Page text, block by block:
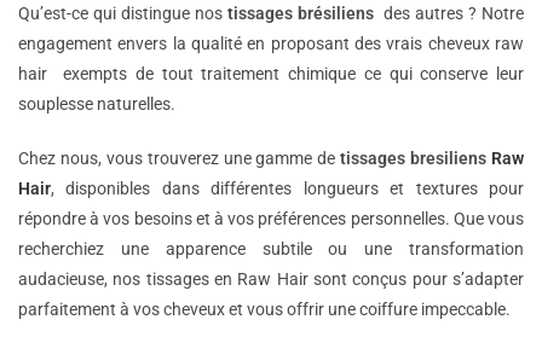
Qu’est-ce qui distingue nos tissages brésiliens des autres ? Notre
engagement envers la qualité en proposant des vrais cheveux raw
hair exempts de tout traitement chimique ce qui conserve leur
souplesse naturelles.
Chez nous, vous trouverez une gamme detissages bresiliens Raw
Hair, disponibles dans différentes longueurs et textures pour
répondre à vos besoins et à vos préférences personnelles. Que vous
recherchiez une apparence subtile ou une transformation
audacieuse, nos tissages en Raw Hair sont conçus pour s’adapter
parfaitement à vos cheveux et vous offrir une coiffure impeccable.